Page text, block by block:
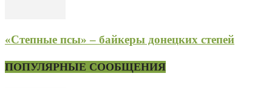
«Степные псы» – байкеры донецких степей
ПОПУЛЯРНЫЕ СООБЩЕНИЯ